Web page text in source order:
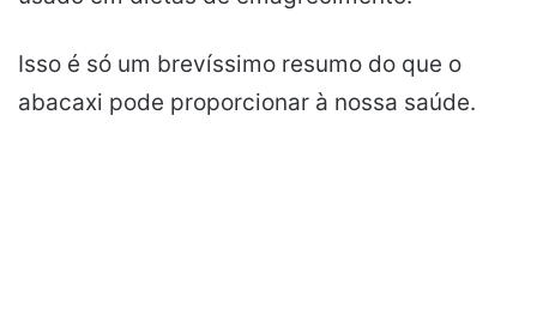
Isso é só um brevíssimo resumo do que o
abacaxi pode proporcionar à nossa saúde.